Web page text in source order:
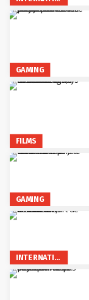
GAMING
FILMS
GAMING
INTERNATIONAL